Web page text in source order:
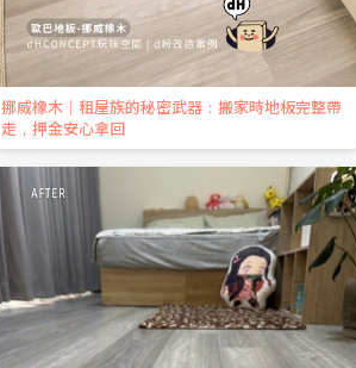
挪威橡木｜租屋族的秘密武器：搬家時地板完整帶
走，押金安心拿回